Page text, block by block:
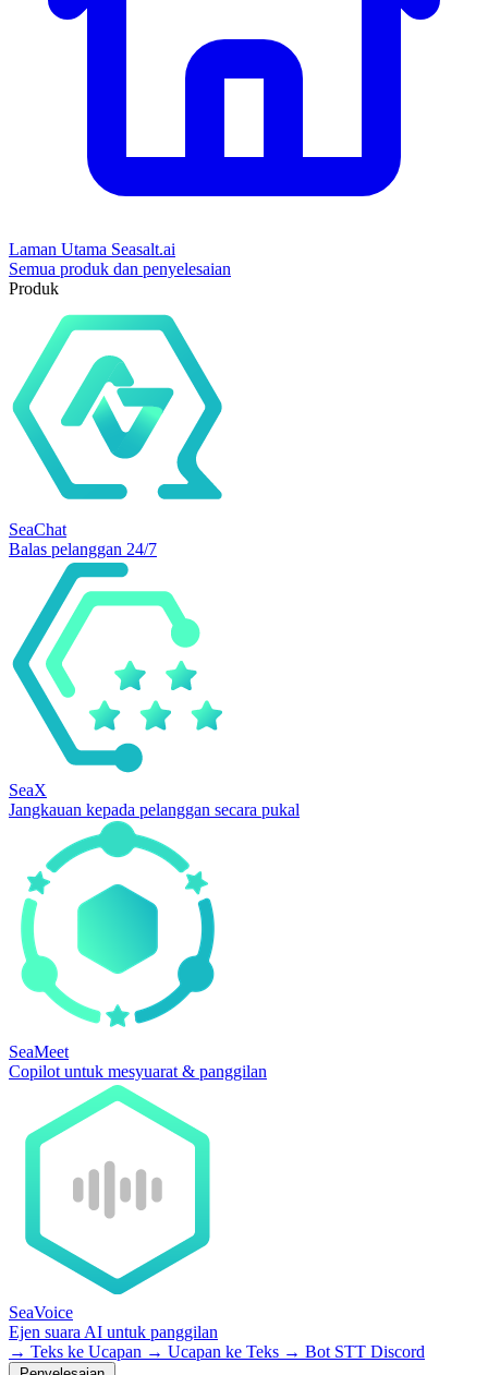
Laman Utama Seasalt.ai
Semua produk dan penyelesaian
Produk
SeaChat
Balas pelanggan 24/7
SeaX
Jangkauan kepada pelanggan secara pukal
SeaMeet
Copilot untuk mesyuarat & panggilan
SeaVoice
Ejen suara AI untuk panggilan
→ Teks ke Ucapan → Ucapan ke Teks → Bot STT Discord